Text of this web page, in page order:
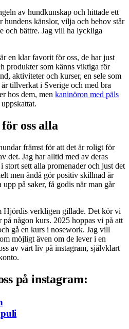
av hundkunskap och hittade ett
hundens känslor, vilja och behov står
och bättre. Jag vill ha lyckliga
en klar favorit för oss, de har just
produkter som känns viktiga för
aktiviteter och kurser, en sele som
tillverkat i Sverige och med bra
hos dem, men kaninöron med päls
oss alla
främst för att det är roligt för
det. Jag har alltid med av deras
sett alla promenader och just det
men ändå gör positiv skillnad är
på saker, få godis när man går
Hjördis verkligen gillade. Det kör vi
någon kurs. 2025 hoppas vi på att
gå en kurs i nosework. Jag vill
möjligt även om de lever i en
av vårt liv på instagram, självklart
på instagram: